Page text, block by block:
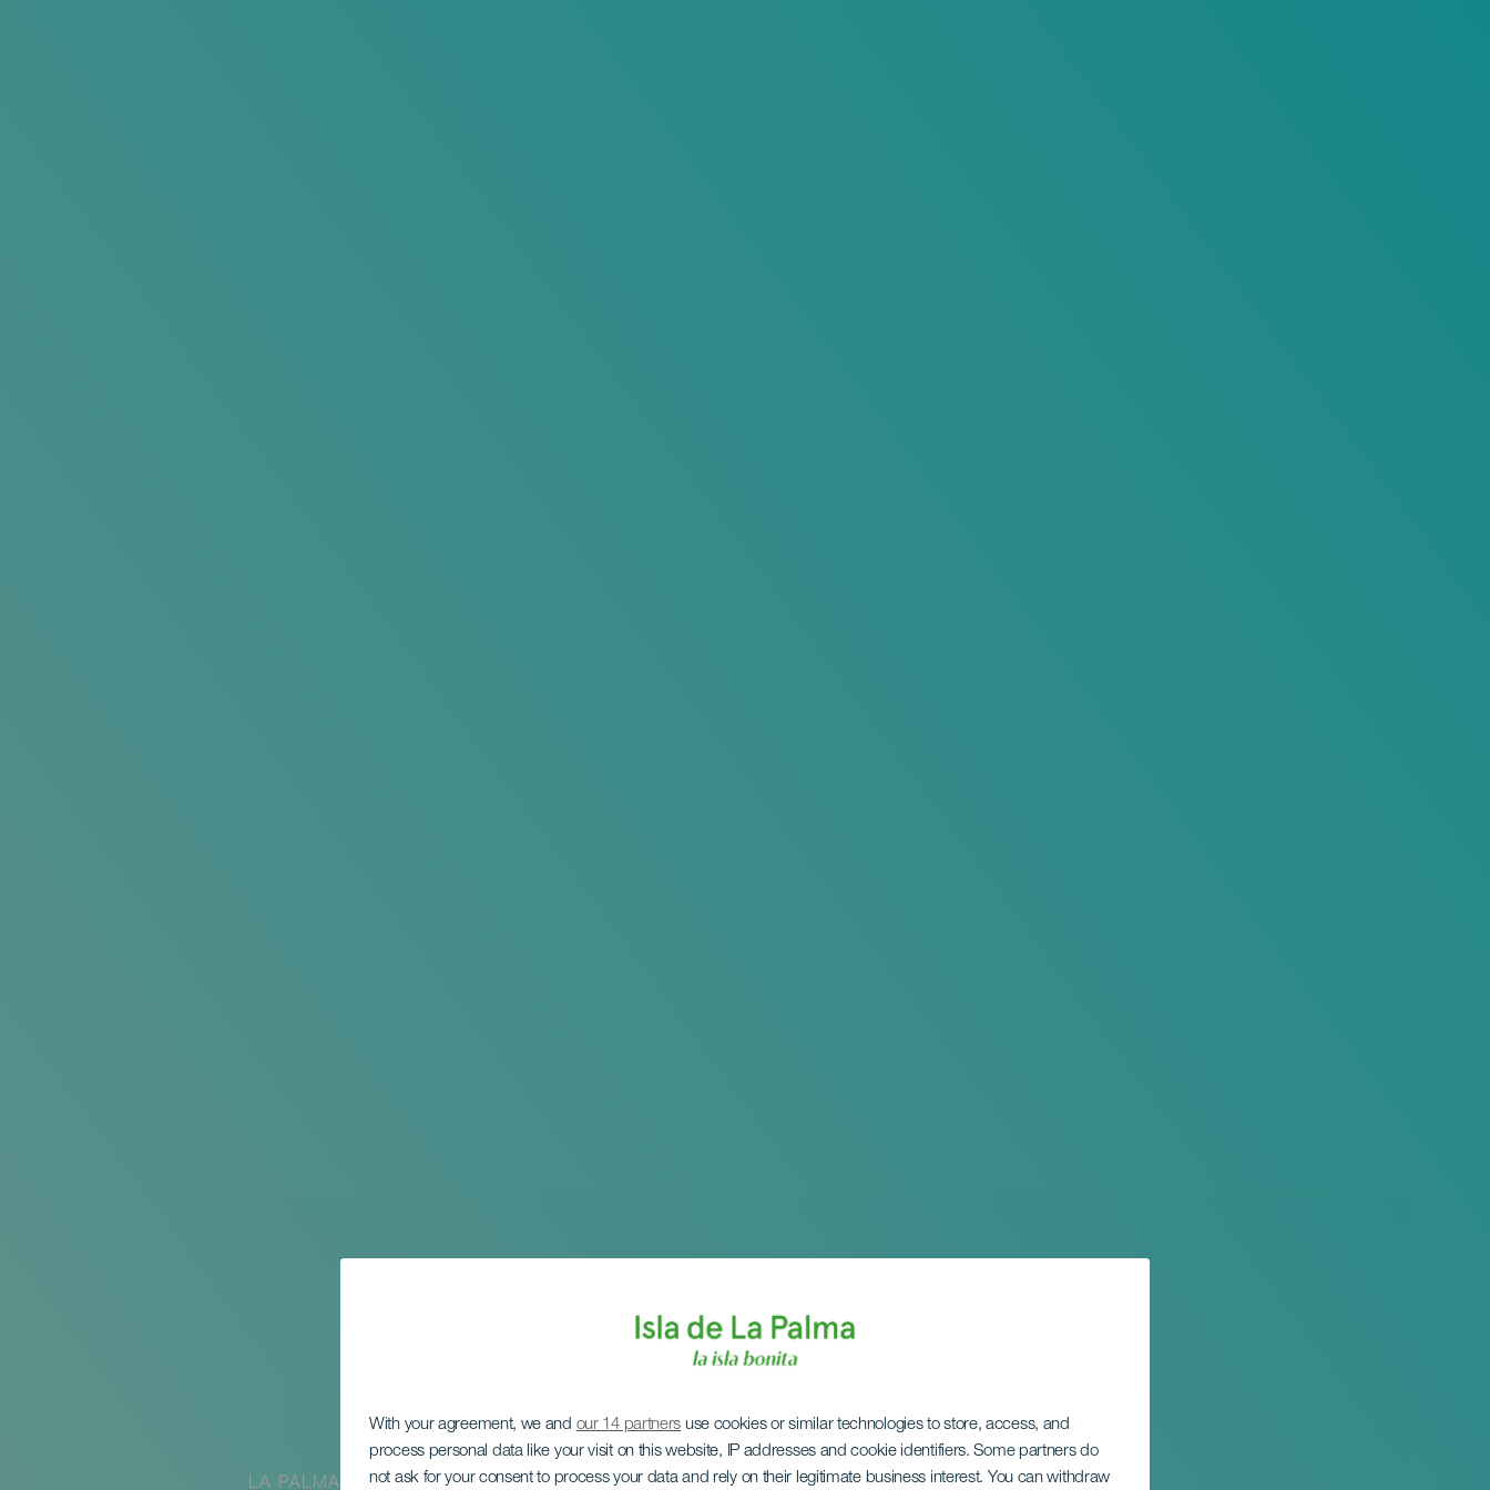
With your agreement, we and our 14 partners use cookies or similar technologies to store, access, and
process personal data like your visit on this website, IP addresses and cookie identifiers. Some partners do
not ask for your consent to process your data and rely on their legitimate business interest. You can withdraw
LA PALMA